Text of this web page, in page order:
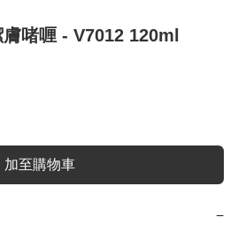
啫喱 - V7012 120ml
加至購物車
−